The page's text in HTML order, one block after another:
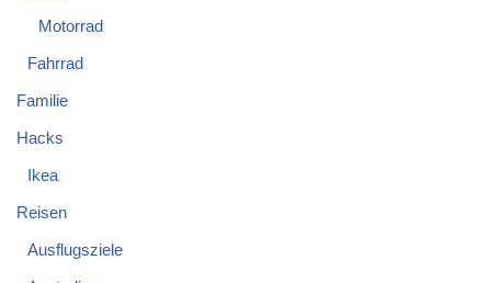
Motorrad
Fahrrad
Familie
Hacks
Ikea
Reisen
Ausflugsziele